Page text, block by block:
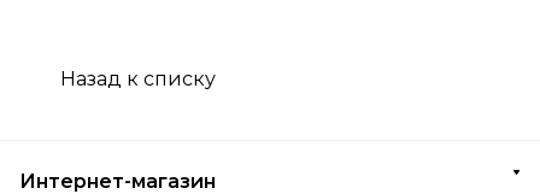
Назад к списку
Интернет-магазин